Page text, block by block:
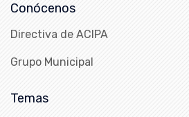
Conócenos
Directiva de ACIPA
Grupo Municipal
Temas